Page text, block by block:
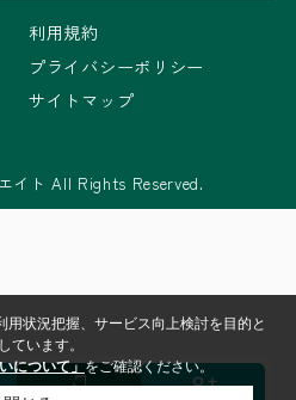
利用規約
プライバシーポリシー
サイトマップ
イト All Rights Reserved.
状況把握、サービス向上検討を目的と
ています。
について」をご確認ください。